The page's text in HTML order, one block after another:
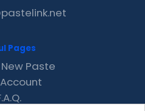
Pages
Paste